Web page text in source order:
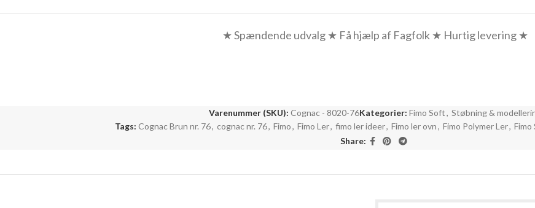
★ Spændende udvalg ★ Få hjælp af Fagfolk ★ Hurtig levering ★
Varenummer (SKU): Cognac - 8020-76Kategorier: Fimo Soft, Støbning &
Tags: Cognac Brun nr. 76, cognac nr. 76, Fimo, Fimo Ler, fimo ler ideer, Fimo ler ovn, Fimo Polymer Ler, Fimo
Share: